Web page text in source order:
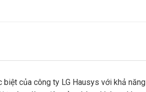
của công ty LG Hausys với khả năng